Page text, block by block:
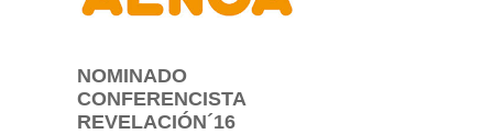
NOMINADO
CONFERENCISTA
REVELACIÓN´16